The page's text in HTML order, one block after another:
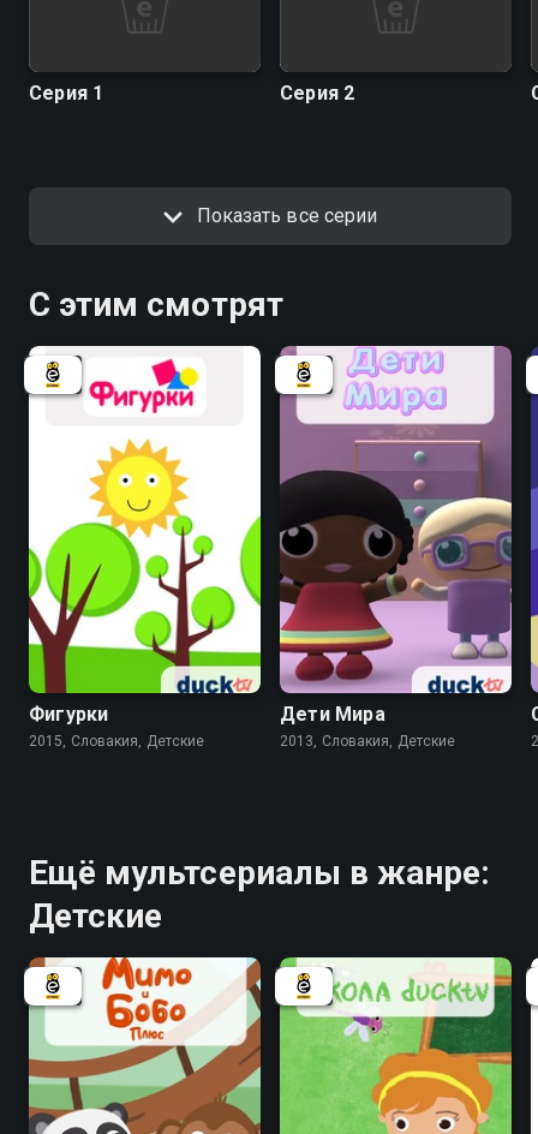
Серия 1 Серия 2
Показать все серии
С этим смотрят
Фигурки
2015, Словакия, Детские
Дети Мира
2013, Словакия, Детские
Ещё мультсериалы в жанре:
Детские